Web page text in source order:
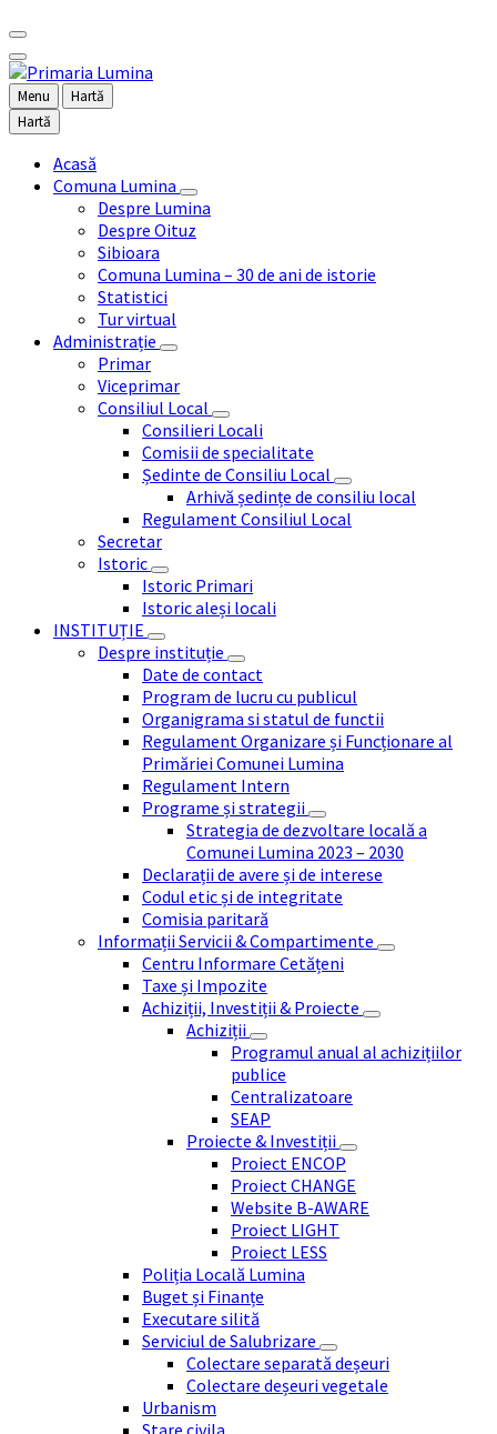
Menu
Hartă
Hartă
Acasă
Comuna Lumina
Despre Lumina
Despre Oituz
Sibioara
Comuna Lumina – 30 de ani de istorie
Statistici
Tur virtual
Administrație
Primar
Viceprimar
Consiliul Local
Consilieri Locali
Comisii de specialitate
Ședinte de Consiliu Local
Arhivă ședințe de consiliu local
Regulament Consiliul Local
Secretar
Istoric
Istoric Primari
Istoric aleși locali
INSTITUȚIE
Despre instituție
Date de contact
Program de lucru cu publicul
Organigrama si statul de functii
Regulament Organizare și Funcționare al
Primăriei Comunei Lumina
Regulament Intern
Programe și strategii
Strategia de dezvoltare locală a
Comunei Lumina 2023 – 2030
Declarații de avere și de interese
Codul etic și de integritate
Comisia paritară
Informații Servicii & Compartimente
Centru Informare Cetățeni
Taxe și Impozite
Achiziții, Investiții & Proiecte
Achiziții
Programul anual al achizițiilor
publice
Centralizatoare
SEAP
Proiecte & Investiții
Proiect ENCOP
Proiect CHANGE
Website B-AWARE
Proiect LIGHT
Proiect LESS
Poliția Locală Lumina
Buget și Finanțe
Executare silită
Serviciul de Salubrizare
Colectare separată deșeuri
Colectare deșeuri vegetale
Urbanism
Stare civila